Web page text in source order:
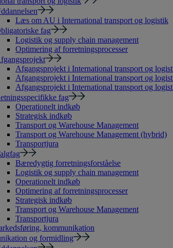
Læs om AU i International transport og logistik
fag
Logistik og supply chain management
Optimering af forretningsprocesser
Afgangsprojekt i International transport og
Afgangsprojekt i International transport og
Afgangsprojekt i International transport og
fag
Operationelt indkøb
Strategisk indkøb
Transport og Warehouse Management
Transport og Warehouse Management (hybrid)
Transportjura
Bæredygtig forretningsforståelse
Logistik og supply chain management
Operationelt indkøb
Optimering af forretningsprocesser
Strategisk indkøb
Transport og Warehouse Management
Transportjura
kommunikation
og formidling